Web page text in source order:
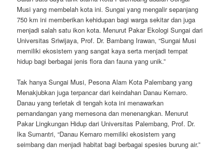
Musi yang membelah kota ini. Sungai yang mengalir sepanjang
750 km ini memberikan kehidupan bagi warga sekitar dan juga
menjadi salah satu ikon kota. Menurut Pakar Ekologi Sungai dari
Universitas Sriwijaya, Prof. Dr. Bambang Irawan, “Sungai Musi
memiliki ekosistem yang sangat kaya serta menjadi tempat
hidup bagi berbagai jenis flora dan fauna yang unik.”
Tak hanya Sungai Musi, Pesona Alam Kota Palembang yang
Menakjubkan juga terpancar dari keindahan Danau Kemaro.
Danau yang terletak di tengah kota ini menawarkan
pemandangan yang memesona dan menenangkan. Menurut
Pakar Lingkungan Hidup dari Universitas Palembang, Prof. Dr.
Ika Sumantri, “Danau Kemaro memiliki ekosistem yang
seimbang dan menjadi habitat bagi berbagai spesies burung air.”